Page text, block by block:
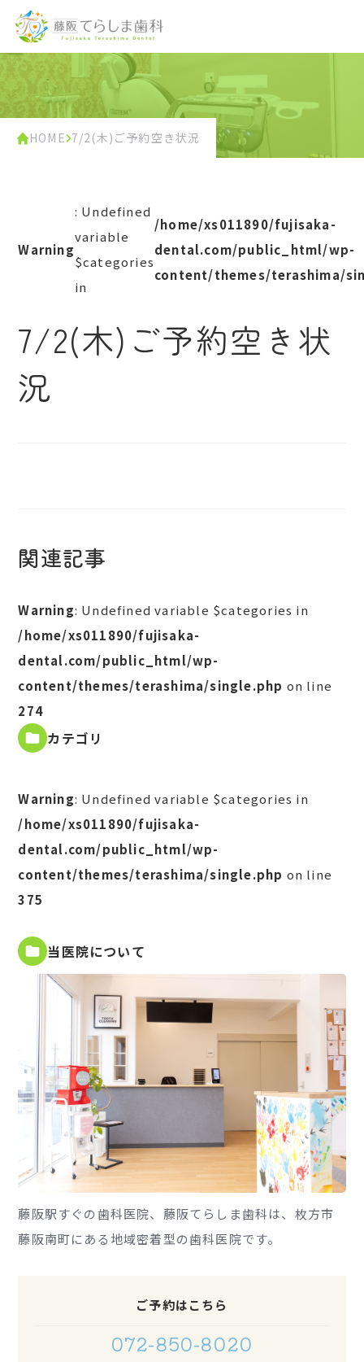
HOME 7/2(木)ご予約空き状況
Warning
: Undefined
variable
$categories
in
/home/xs011890/fujisaka-
dental.com/public_html/wp-
content/themes/terashima/
7/2(木)ご予約空き状
況
関連記事
Warning: Undefined variable $categories in
/home/xs011890/fujisaka-
dental.com/public_html/wp-
content/themes/terashima/single.php on line
274
カテゴリ
Warning: Undefined variable $categories in
/home/xs011890/fujisaka-
dental.com/public_html/wp-
content/themes/terashima/single.php on line
375
当医院について
藤阪駅すぐの歯科医院、藤阪てらしま歯科は、枚方市
藤阪南町にある地域密着型の歯科医院です。
ご予約はこちら
072-850-8020